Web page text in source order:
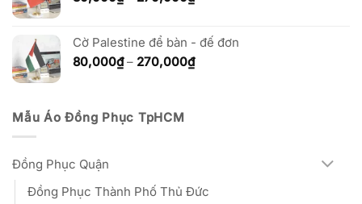
270,000₫
80,000₫
đến
270,000₫
Cờ Palestine để bàn - đế đơn
80,000₫ – 270,000₫Khoảng
Mẫu Áo Đồng Phục TpHCM
Đồng Phục Quận
Đồng Phục Thành Phố Thủ Đức